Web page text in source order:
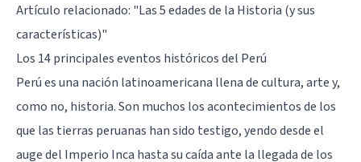
Artículo relacionado: "Las 5 edades de la Historia (y sus
características)"
Los 14 principales eventos históricos del Perú
Perú es una nación latinoamericana llena de cultura, arte y,
como no, historia. Son muchos los acontecimientos de los
que las tierras peruanas han sido testigo, yendo desde el
auge del Imperio Inca hasta su caída ante la llegada de los